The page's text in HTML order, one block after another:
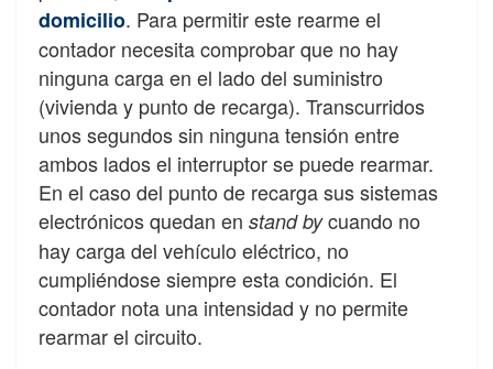
domicilio. Para permitir este rearme el
contador necesita comprobar que no hay
ninguna carga en el lado del suministro
(vivienda y punto de recarga). Transcurridos
unos segundos sin ninguna tensión entre
ambos lados el interruptor se puede rearmar.
En el caso del punto de recarga sus sistemas
electrónicos quedan en stand bycuando no
hay carga del vehículo eléctrico, no
cumpliéndose siempre esta condición. El
contador nota una intensidad y no permite
rearmar el circuito.